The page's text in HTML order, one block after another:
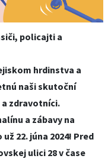
policajti a
hrdinstva a
naši skutoční
zdravotníci.
a zábavy na
22. júna 2024! Pred
ulici 28 v čase